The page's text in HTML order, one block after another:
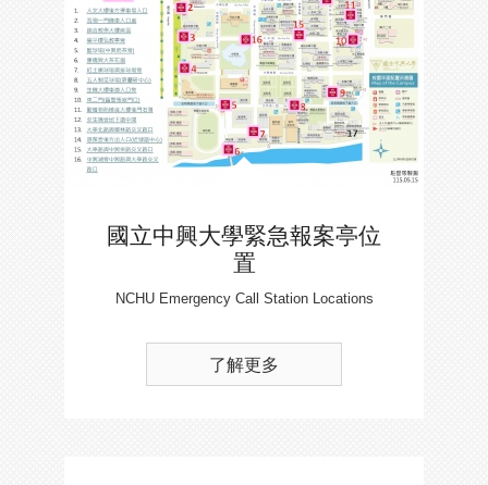
國立中興大學緊急報案亭位
置
NCHU Emergency Call Station Locations
了解更多